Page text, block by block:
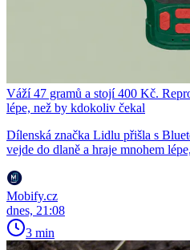
Váží 47 gramů a stojí 400 Kč.
lépe, než by kdokoliv čekal
Dílenská značka Lidlu přišla s
vejde do dlaně a hraje mnohem
Mobify.cz
dnes, 21:08
3 min